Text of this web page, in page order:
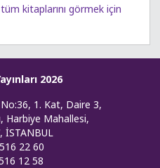
kitaplarını görmek için
2026
1. Kat, Daire 3,
Harbiye Mahallesi,
İSTANBUL
22 60
12 58